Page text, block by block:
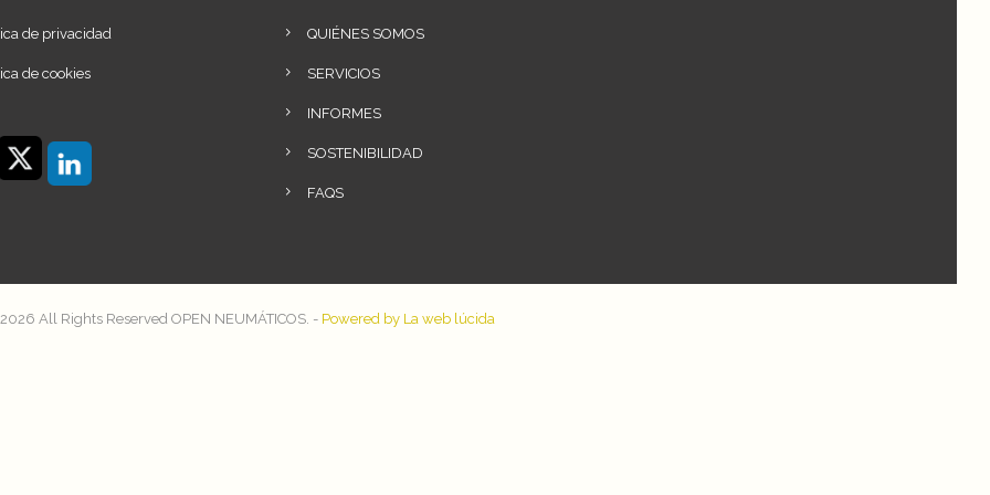
de privacidad
de cookies
QUIÉNES SOMOS
SERVICIOS
INFORMES
SOSTENIBILIDAD
FAQS
2026 All Rights Reserved OPEN NEUMÁTICOS. - Powered by La web lúcida